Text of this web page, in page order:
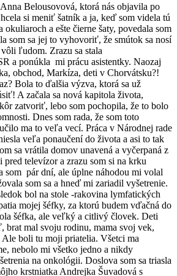
Belousovová, ktorá nás objavila po
si meniť šatník a ja, keď som videla tú
okuliaroch a ešte čierne šaty, povedala som
som sa jej to vyhovoriť, že smútok sa nosí
ľudom. Zrazu sa stala
a ponúkla mi prácu asistentky. Naozaj
obchod, Markíza, deti v Chorvátsku?!
Bola to ďalšia výzva, ktorá sa už
A začala sa nová kapitola života,
zatvoriť, lebo som pochopila, že to bolo
Dnes som rada, že som toto
ma to veľa vecí. Práca v Národnej rade
veľa ponaučení do života a asi to tak
sa vrátila domov unavená a vyčerpaná z
pred televízor a zrazu som si na krku
som pár dní, ale úplne náhodou mi volal
som sa a hneď mi zariadil vyšetrenie.
bol na stole -rakovina lymfatických
mojej šéfky, za ktorú budem vďačná do
šéfka, ale veľký a citlivý človek. Deti
brat mal svoju rodinu, mama svoj vek,
Ale boli tu moji priatelia. Všetci ma
nebolo mi všetko jedno a nikdy
na onkológii. Doslova som sa triasla
krstniatka Andrejka Šuvadová s